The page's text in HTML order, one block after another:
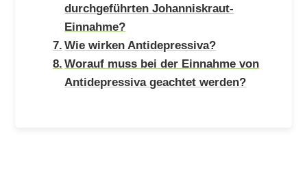
durchgeführten Johanniskraut-
Einnahme?
Wie wirken Antidepressiva?
Worauf muss bei der Einnahme von
Antidepressiva geachtet werden?